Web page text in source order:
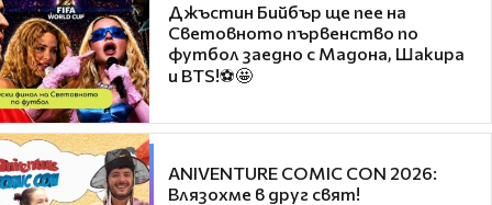
Джъстин Бийбър ще пее на
Световното първенство по
футбол заедно с Мадона, Шакира
и BTS!⚽🤩
ANIVENTURE COMIC CON 2026:
Влязохме в друг свят!